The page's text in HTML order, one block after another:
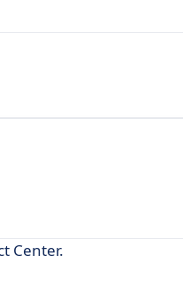
Center.